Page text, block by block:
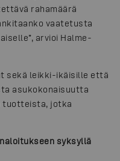
rahamäärä
vaatetusta
arvioi Halme-
sekä leikki-ikäisille että
asukokonaisuutta
tuotteista, jotka
syksyllä